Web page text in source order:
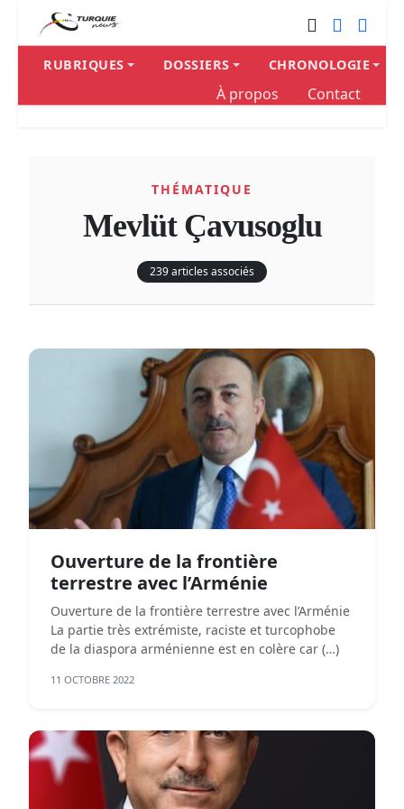
RUBRIQUES DOSSIERS CHRONOLOGIE
À propos Contact
THÉMATIQUE
Mevlüt Çavusoglu
239 articles associés
Ouverture de la frontière
terrestre avec l’Arménie
Ouverture de la frontière terrestre avec l’Arménie
La partie très extrémiste, raciste et turcophobe
de la diaspora arménienne est en colère car (…)
11 OCTOBRE 2022